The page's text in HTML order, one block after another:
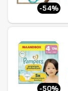
-54%
-50%